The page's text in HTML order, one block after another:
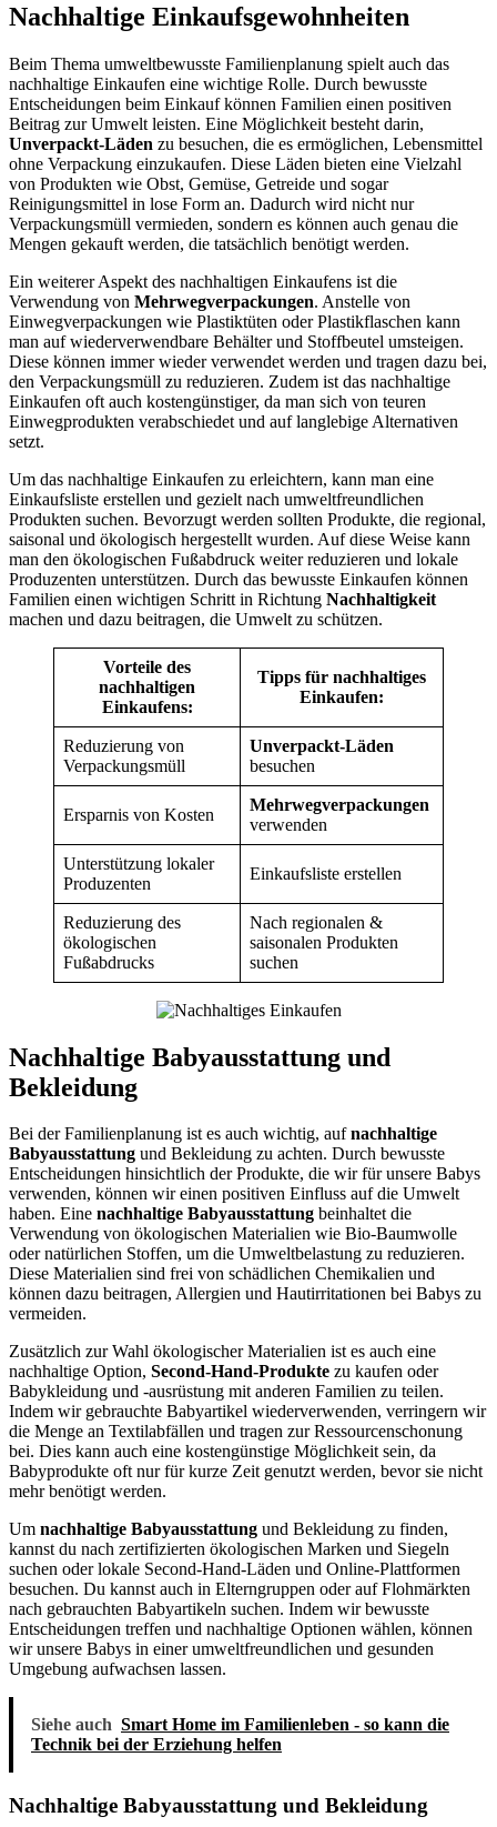
Nachhaltige Einkaufsgewohnheiten
Beim Thema umweltbewusste Familienplanung spielt auch das
nachhaltige Einkaufen eine wichtige Rolle. Durch bewusste
Entscheidungen beim Einkauf können Familien einen positiven
Beitrag zur Umwelt leisten. Eine Möglichkeit besteht darin,
Unverpackt-Läden zu besuchen, die es ermöglichen, Lebensmittel
ohne Verpackung einzukaufen. Diese Läden bieten eine Vielzahl
von Produkten wie Obst, Gemüse, Getreide und sogar
Reinigungsmittel in lose Form an. Dadurch wird nicht nur
Verpackungsmüll vermieden, sondern es können auch genau die
Mengen gekauft werden, die tatsächlich benötigt werden.
Ein weiterer Aspekt des nachhaltigen Einkaufens ist die
Verwendung von Mehrwegverpackungen. Anstelle von
Einwegverpackungen wie Plastiktüten oder Plastikflaschen kann
man auf wiederverwendbare Behälter und Stoffbeutel umsteigen.
Diese können immer wieder verwendet werden und tragen dazu bei,
den Verpackungsmüll zu reduzieren. Zudem ist das nachhaltige
Einkaufen oft auch kostengünstiger, da man sich von teuren
Einwegprodukten verabschiedet und auf langlebige Alternativen
setzt.
Um das nachhaltige Einkaufen zu erleichtern, kann man eine
Einkaufsliste erstellen und gezielt nach umweltfreundlichen
Produkten suchen. Bevorzugt werden sollten Produkte, die regional,
saisonal und ökologisch hergestellt wurden. Auf diese Weise kann
man den ökologischen Fußabdruck weiter reduzieren und lokale
Produzenten unterstützen. Durch das bewusste Einkaufen können
Familien einen wichtigen Schritt in Richtung Nachhaltigkeit
machen und dazu beitragen, die Umwelt zu schützen.
Vorteile des
nachhaltigen
Einkaufens:
Tipps für nachhaltiges
Einkaufen:
Reduzierung von
Verpackungsmüll
Unverpackt-Läden
besuchen
Ersparnis von Kosten
Mehrwegverpackungen
verwenden
Unterstützung lokaler
Produzenten
Einkaufsliste erstellen
Reduzierung des
ökologischen
Fußabdrucks
Nach regionalen &
saisonalen Produkten
suchen
Nachhaltige Babyausstattung und
Bekleidung
Bei der Familienplanung ist es auch wichtig, aufnachhaltige
Babyausstattung und Bekleidung zu achten. Durch bewusste
Entscheidungen hinsichtlich der Produkte, die wir für unsere Babys
verwenden, können wir einen positiven Einfluss auf die Umwelt
haben. Eine nachhaltige Babyausstattung beinhaltet die
Verwendung von ökologischen Materialien wie Bio-Baumwolle
oder natürlichen Stoffen, um die Umweltbelastung zu reduzieren.
Diese Materialien sind frei von schädlichen Chemikalien und
können dazu beitragen, Allergien und Hautirritationen bei Babys zu
vermeiden.
Zusätzlich zur Wahl ökologischer Materialien ist es auch eine
nachhaltige Option, Second-Hand-Produkte zu kaufen oder
Babykleidung und -ausrüstung mit anderen Familien zu teilen.
Indem wir gebrauchte Babyartikel wiederverwenden, verringern wir
die Menge an Textilabfällen und tragen zur Ressourcenschonung
bei. Dies kann auch eine kostengünstige Möglichkeit sein, da
Babyprodukte oft nur für kurze Zeit genutzt werden, bevor sie nicht
mehr benötigt werden.
Um nachhaltige Babyausstattung und Bekleidung zu finden,
kannst du nach zertifizierten ökologischen Marken und Siegeln
suchen oder lokale Second-Hand-Läden und Online-Plattformen
besuchen. Du kannst auch in Elterngruppen oder auf Flohmärkten
nach gebrauchten Babyartikeln suchen. Indem wir bewusste
Entscheidungen treffen und nachhaltige Optionen wählen, können
wir unsere Babys in einer umweltfreundlichen und gesunden
Umgebung aufwachsen lassen.
Siehe auch Smart Home im Familienleben - so kann die
Technik bei der Erziehung helfen
Nachhaltige Babyausstattung und Bekleidung